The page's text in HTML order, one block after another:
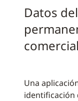
Datos
comercial
Una
identificación